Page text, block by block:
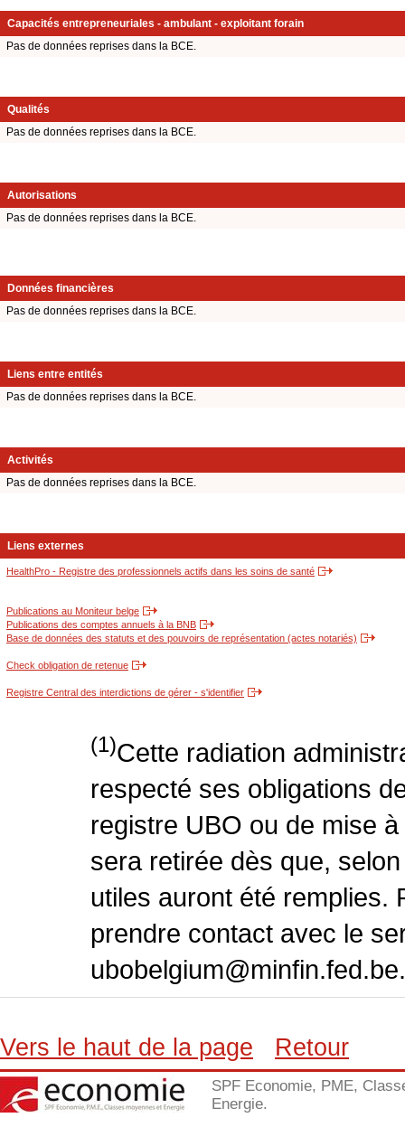
Capacités entrepreneuriales - ambulant - exploitant forain
Pas de données reprises dans la BCE.
Qualités
Pas de données reprises dans la BCE.
Autorisations
Pas de données reprises dans la BCE.
Données financières
Pas de données reprises dans la BCE.
Liens entre entités
Pas de données reprises dans la BCE.
Activités
Pas de données reprises dans la BCE.
Liens externes
HealthPro - Registre des professionnels actifs dans les soins de santé
Publications au Moniteur belge
Publications des comptes annuels à la BNB
Base de données des statuts et des pouvoirs de représentation (actes notariés)
Check obligation de retenue
Registre Central des interdictions de gérer - s'identifier
(1)Cette radiation
respecté ses obligations
registre UBO ou de mise
sera retirée dès que,
utiles auront été remplies.
prendre contact avec le
ubobelgium@minfin.fed.be.
Vers le haut de la page Retour
SPF Economie, PME,
Energie.